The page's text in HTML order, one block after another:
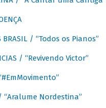
BRASIL / “Todos os Pianos”
/ “Revivendo Victor”
/ “Aralume Nordestina”